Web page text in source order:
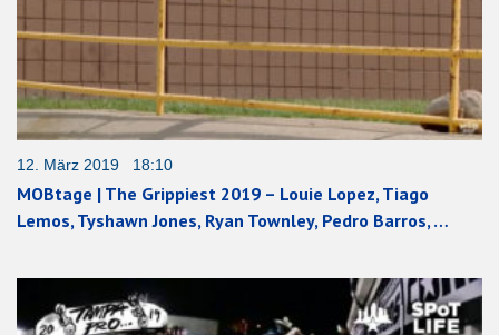
12. März 2019 18:10
MOBtage | The Grippiest 2019 – Louie Lopez, Tiago
Lemos, Tyshawn Jones, Ryan Townley, Pedro Barros, …